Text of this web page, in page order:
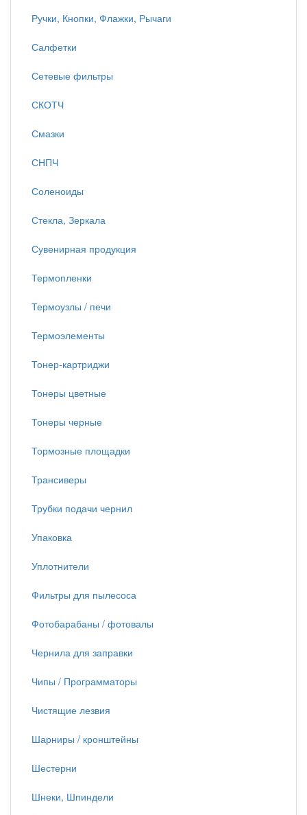
Ручки, Кнопки, Флажки, Рычаги
Салфетки
Сетевые фильтры
СКОТЧ
Смазки
СНПЧ
Соленоиды
Стекла, Зеркала
Сувенирная продукция
Термопленки
Термоузлы / печи
Термоэлементы
Тонер-картриджи
Тонеры цветные
Тонеры черные
Тормозные площадки
Трансиверы
Трубки подачи чернил
Упаковка
Уплотнители
Фильтры для пылесоса
Фотобарабаны / фотовалы
Чернила для заправки
Чипы / Программаторы
Чистящие лезвия
Шарниры / кронштейны
Шестерни
Шнеки, Шпиндели